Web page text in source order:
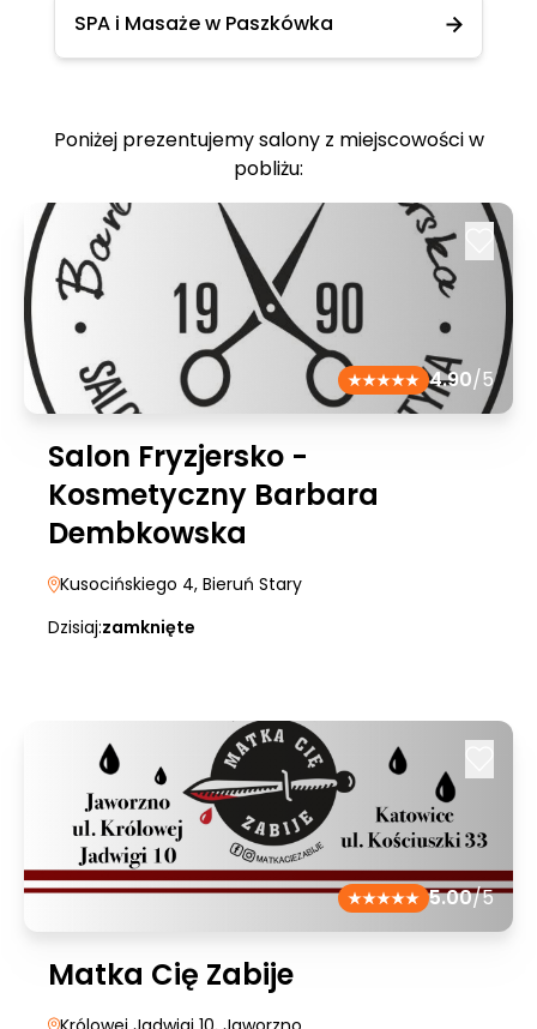
SPA i Masaże w Paszkówka
Poniżej prezentujemy salony z miejscowości w
pobliżu:
4.90/5
Salon Fryzjersko -
Kosmetyczny Barbara
Dembkowska
Kusocińskiego 4, Bieruń Stary
Dzisiaj:zamknięte
5.00/5
Matka Cię Zabije